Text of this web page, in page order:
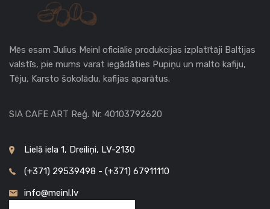
Mēs esam Julius Meinl oficiālie produkcijas izplatītāji Baltijas
valstīs, pie mums varat iegādāties Pupiņu un malto kafiju,
Tēju, Karsto šokolādu, kafijas aparātus.
SIA CAFE ART Reģ. Nr. 40103792620
Lielā iela 1, Dreiliņi, LV-2130
(+371) 29539498 - (+371) 67911110
info@meinl.lv